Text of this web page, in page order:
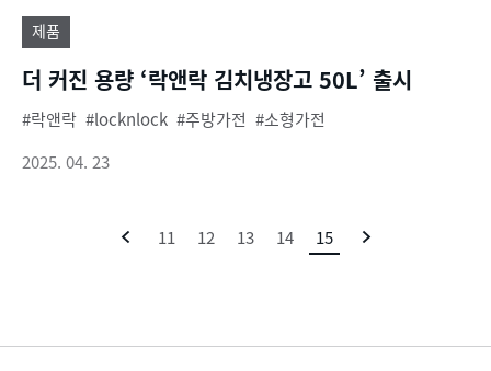
제품
더 커진 용량 ‘락앤락 김치냉장고 50L’ 출시
락앤락 locknlock 주방가전
소형가전
2025. 04. 23
11 12 13 14 15
이